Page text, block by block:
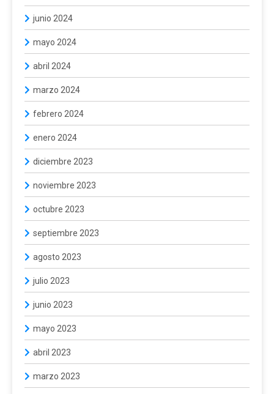
junio 2024
mayo 2024
abril 2024
marzo 2024
febrero 2024
enero 2024
diciembre 2023
noviembre 2023
octubre 2023
septiembre 2023
agosto 2023
julio 2023
junio 2023
mayo 2023
abril 2023
marzo 2023